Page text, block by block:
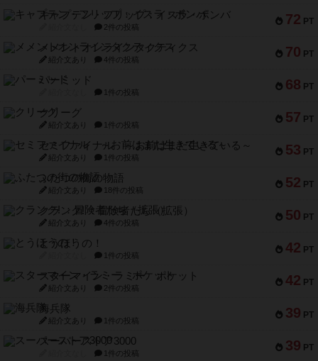
72 PT
キャプテン・フリップ：イスラ・ボンバ
2件の投稿
70 PT
メメントオンラインタクティクス
紹介文あり 4件の投稿
68 PT
パーミッド
1件の投稿
57 PT
クリーグ
紹介文あり 1件の投稿
53 PT
セミファイナル ～お前はまだ生きている～
紹介文あり 1件の投稿
52 PT
ふたつの街の物語
紹介文あり 18件の投稿
50 PT
クランク! ：冒険者たち（拡張）
紹介文あり 4件の投稿
42 PT
とうほうの！
1件の投稿
42 PT
スターマイン・ラミー ポケット
紹介文あり 2件の投稿
39 PT
海兵隊
紹介文あり 1件の投稿
39 PT
スーパーストア3000
1件の投稿